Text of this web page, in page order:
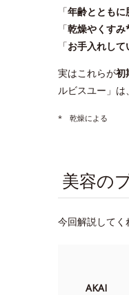
「年齢とともに
「乾燥やくす
「お手入れし
実はこれらが初
ルビスユー」は
* 乾燥による
美容の
今回解説して
AKAI